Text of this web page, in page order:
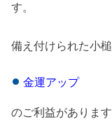
す。
備え付けられた小
金運アップ
のご利益があります